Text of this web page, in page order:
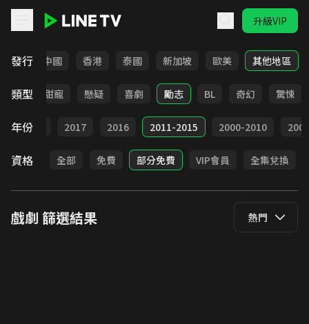
升級VIP
發行
韓國 中國 香港 泰國 新加坡 歐美 其他地區
類型
改編 甜寵 懸疑 喜劇 勵志 BL 奇幻 驚悚
年份
2018 2017 2016 2011-2015 2000-2010
資格 全部 免費 部分免費 VIP會員 全集兌換
戲劇 篩選結果 熱門